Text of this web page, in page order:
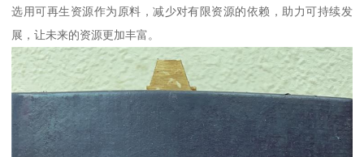
选用可再生资源作为原料，减少对有限资源的依赖，助力可持续发
展，让未来的资源更加丰富。